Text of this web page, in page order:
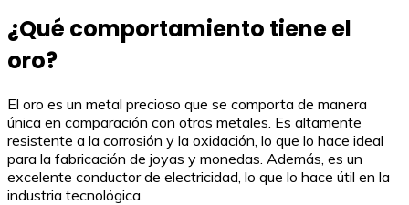
¿Qué comportamiento tiene el
oro?
El oro es un metal precioso que se comporta de manera
única en comparación con otros metales. Es altamente
resistente a la corrosión y la oxidación, lo que lo hace ideal
para la fabricación de joyas y monedas. Además, es un
excelente conductor de electricidad, lo que lo hace útil en la
industria tecnológica.